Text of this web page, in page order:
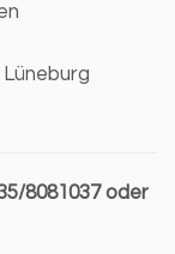
8081037 oder